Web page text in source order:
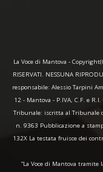
La Voce di Mantova -
RISERVATI. NESSUNA
responsabile: Alessio Tarpini
12 - Mantova - P.IVA, C.F. e
Tribunale: iscritta al Tribunale
n. 9363 Pubblicazione a
132X La testata fruisce dei
“La Voce di Mantova